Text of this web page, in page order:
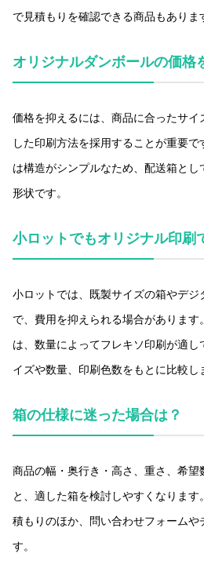
で見積もりを確認できる商品もありま
オリジナルダンボールの価格
価格を抑えるには、商品に合ったサイ
した印刷方法を採用することが重要
は構造がシンプルなため、配送箱と
形状です。
小ロットでもオリジナル印刷
小ロットでは、既製サイズの箱やデジ
で、費用を抑えられる場合がありま
は、数量によってフレキソ印刷が適
イズや数量、印刷色数をもとに比較し
箱の仕様に迷った場合は？
商品の幅・奥行き・高さ、重さ、希望
と、適した箱を検討しやすくなりま
積もりのほか、問い合わせフォームや
す。